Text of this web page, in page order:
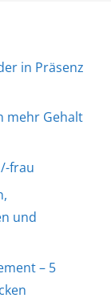
in Präsenz
mehr Gehalt
frau
und
– 5